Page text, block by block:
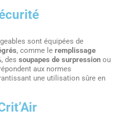
sont équipées de
, comme le remplissage
, des soupapes de surpression ou
aux normes
une utilisation sûre en